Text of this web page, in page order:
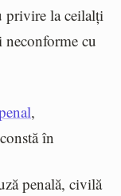
privire la ceilalți
neconforme cu
,
în
penală, civilă